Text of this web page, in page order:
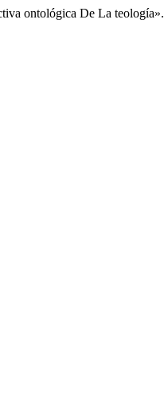
ontológica De La teología».